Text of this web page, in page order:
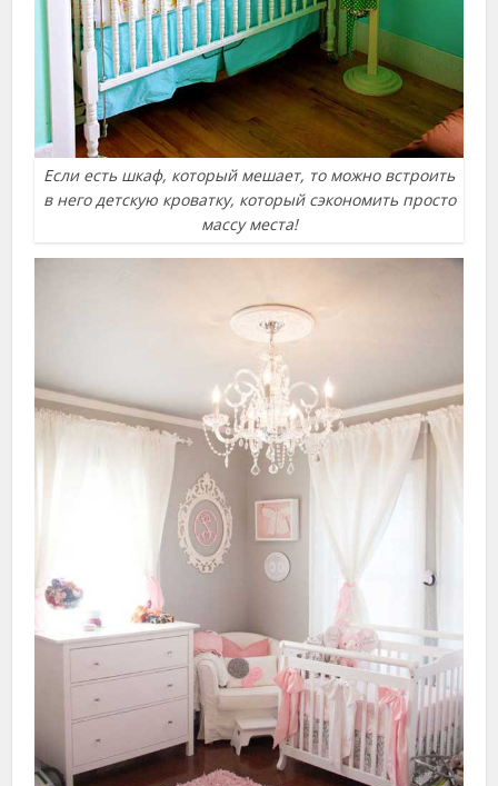
Если есть шкаф, который мешает, то можно встроить
в него детскую кроватку, который сэкономить просто
массу места!